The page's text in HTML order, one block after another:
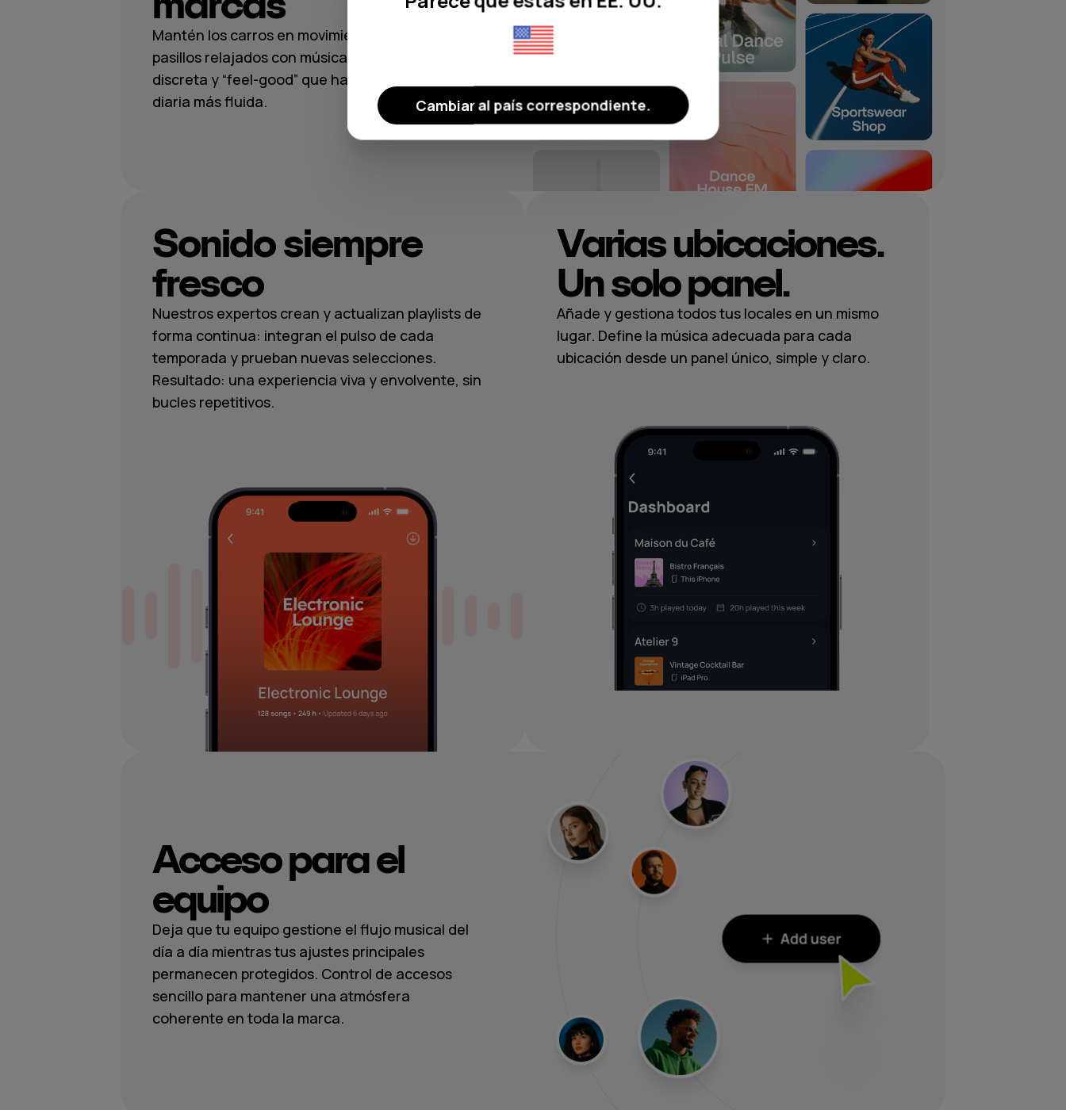
Mantén los carros en movimiento y los
pasillos relajados con música de fondo
discreta y “feel-good” que hace la compra
diaria más fluida.
Sonido siempre
fresco
Nuestros expertos crean y actualizan playlists de
forma continua: integran el pulso de cada
temporada y prueban nuevas selecciones.
Resultado: una experiencia viva y envolvente, sin
bucles repetitivos.
Varias ubicaciones.
Un solo panel.
Añade y gestiona todos tus locales en un mismo
lugar. Define la música adecuada para cada
ubicación desde un panel único, simple y claro.
Acceso para el
equipo
Deja que tu equipo gestione el flujo musical del
día a día mientras tus ajustes principales
permanecen protegidos. Control de accesos
sencillo para mantener una atmósfera
coherente en toda la marca.
Cambiar al país correspondiente.